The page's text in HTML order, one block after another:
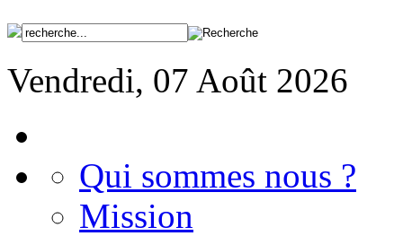
Vendredi, 07 Août 2026
Qui sommes nous ?
Mission